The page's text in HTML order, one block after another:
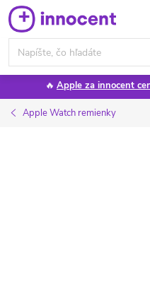
Prejsť
na
obsah
🔥 Apple za innocent
Apple Watch remienky